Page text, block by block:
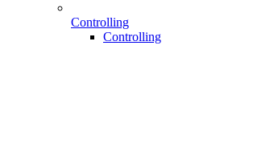
Controlling
Controlling